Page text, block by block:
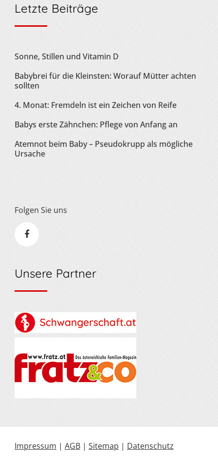
Letzte Beiträge
Sonne, Stillen und Vitamin D
Babybrei für die Kleinsten: Worauf Mütter achten
sollten
4. Monat: Fremdeln ist ein Zeichen von Reife
Babys erste Zähnchen: Pflege von Anfang an
Atemnot beim Baby – Pseudokrupp als mögliche
Ursache
Folgen Sie uns
Unsere Partner
Impressum | AGB | Sitemap | Datenschutz